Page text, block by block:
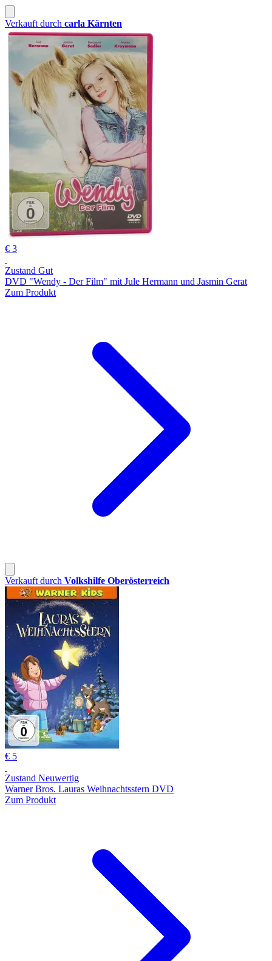
Verkauft durch carla Kärnten
€ 3
Zustand Gut
DVD "Wendy - Der Film" mit Jule Hermann und Jasmin Gerat
Zum Produkt
Verkauft durch Volkshilfe Oberösterreich
€ 5
Zustand Neuwertig
Warner Bros. Lauras Weihnachtsstern DVD
Zum Produkt